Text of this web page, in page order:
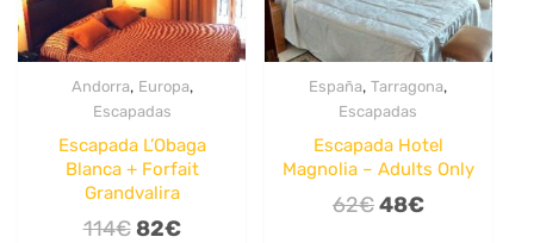
Andorra, Europa,
Escapadas
Escapada L’Obaga
Blanca + Forfait
Grandvalira
114€ El
82€El
España,Tarragona,
Escapadas
Escapada Hotel
Magnolia – Adults Only
62€El
48€El